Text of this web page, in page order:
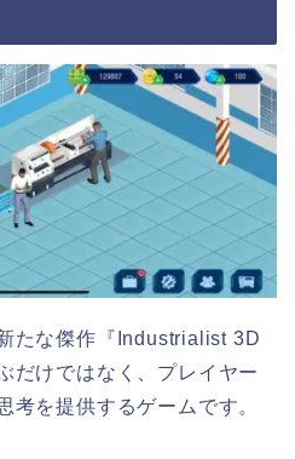
たな傑作『Industrialist 3D
だけではなく、プレイヤー
考を提供するゲームです。